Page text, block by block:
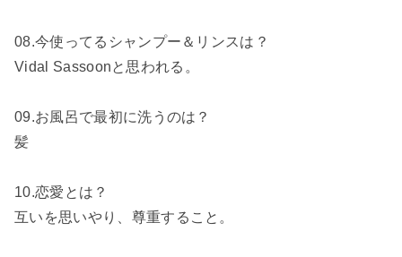
08.今使ってるシャンプー＆リンスは？
Vidal Sassoonと思われる。
09.お風呂で最初に洗うのは？
髪
10.恋愛とは？
互いを思いやり、尊重すること。